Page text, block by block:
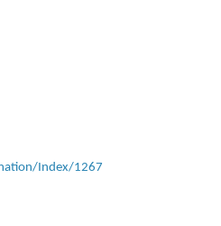
Index/1267